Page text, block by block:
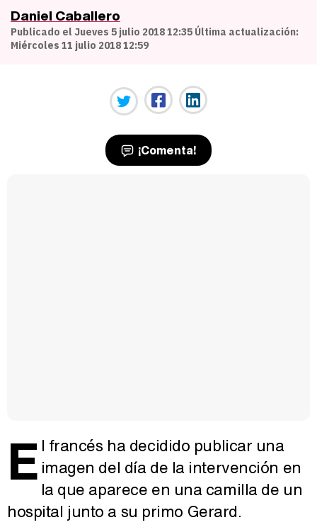
Daniel Caballero
Publicado el Jueves 5 julio 2018 12:35 Última actualización:
Miércoles 11 julio 2018 12:59
¡Comenta!
E l francés ha decidido publicar una
imagen del día de la intervención en
la que aparece en una camilla de un
hospital junto a su primo Gerard.